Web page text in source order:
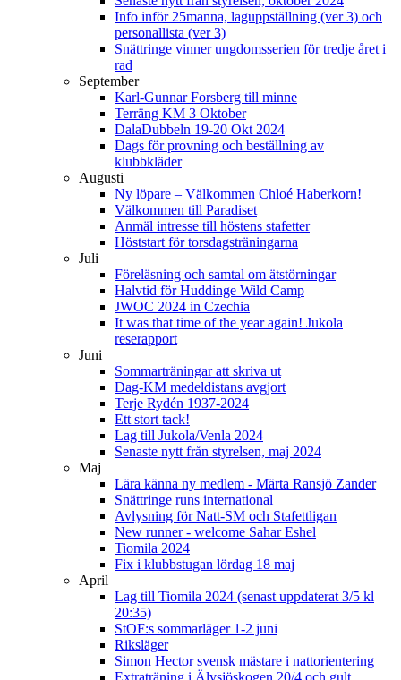
Info inför 25manna, laguppställning (ver 3) och
personallista (ver 3)
Snättringe vinner ungdomsserien för tredje året i
rad
September
Karl-Gunnar Forsberg till minne
Terräng KM 3 Oktober
DalaDubbeln 19-20 Okt 2024
Dags för provning och beställning av
klubbkläder
Augusti
Ny löpare – Välkommen Chloé Haberkorn!
Välkommen till Paradiset
Anmäl intresse till höstens stafetter
Höststart för torsdagsträningarna
Juli
Föreläsning och samtal om ätstörningar
Halvtid för Huddinge Wild Camp
JWOC 2024 in Czechia
It was that time of the year again! Jukola
reserapport
Juni
Sommarträningar att skriva ut
Dag-KM medeldistans avgjort
Terje Rydén 1937-2024
Ett stort tack!
Lag till Jukola/Venla 2024
Senaste nytt från styrelsen, maj 2024
Maj
Lära känna ny medlem - Märta Ransjö Zander
Snättringe runs international
Avlysning för Natt-SM och Stafettligan
New runner - welcome Sahar Eshel
Tiomila 2024
Fix i klubbstugan lördag 18 maj
April
Lag till Tiomila 2024 (senast uppdaterat 3/5 kl
20:35)
StOF:s sommarläger 1-2 juni
Riksläger
Simon Hector svensk mästare i nattorientering
Extraträning i Älvsjöskogen 20/4 och gult